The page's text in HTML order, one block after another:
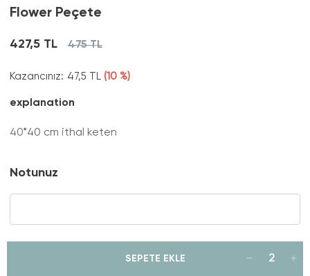
Flower Peçete
427,5 TL 475 TL
Kazancınız: 47,5 TL (10 %)
explanation
40*40 cm ithal keten
Notunuz
SEPETE EKLE